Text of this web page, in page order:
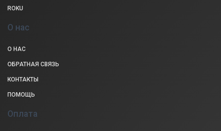
ROKU
О нас
О НАС
ОБРАТНАЯ СВЯЗЬ
КОНТАКТЫ
ПОМОЩЬ
Оплата